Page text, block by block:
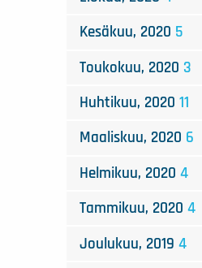
Kesäkuu, 2020 5
Toukokuu, 2020 3
Huhtikuu, 2020 11
Maaliskuu, 2020 6
Helmikuu, 2020 4
Tammikuu, 2020 4
Joulukuu, 2019 4